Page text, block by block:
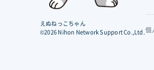
えぬねっこちゃん
©2026 Nihon Network Support Co.,Ltd.個